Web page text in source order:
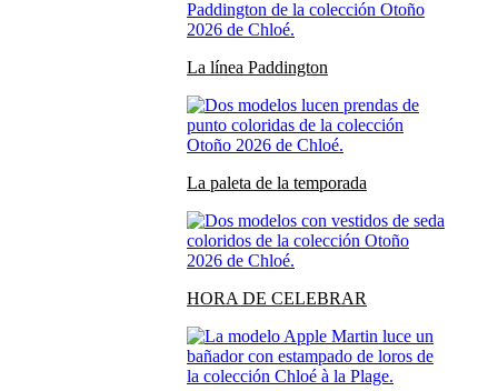
La línea Paddington
La paleta de la temporada
HORA DE CELEBRAR